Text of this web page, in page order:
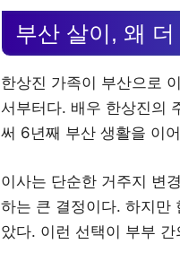
부산 살이, 왜
한상진 가족이 부산으로
서부터다. 배우 한상진의
써 6년째 부산 생활을 이
이사는 단순한 거주지 변
하는 큰 결정이다. 하지만
았다. 이런 선택이 부부